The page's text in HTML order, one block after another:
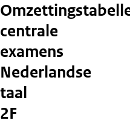
Omzettingstabellen
centrale
examens
Nederlandse
taal
2F